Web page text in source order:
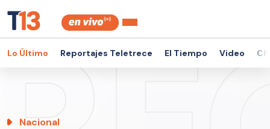
Lo Último Reportajes Teletrece El Tiempo Video
Nacional